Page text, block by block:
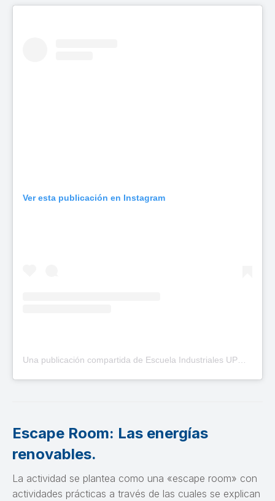
Ver esta publicación en Instagram
Escape Room: Las energías
renovables.
La actividad se plantea como una «escape room» con
actividades prácticas a través de las cuales se explican